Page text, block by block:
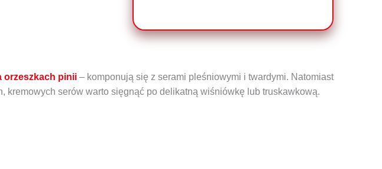
orzeszkach pinii– komponują się z serami pleśniowymi i twardymi. Natomiast
kremowych serów warto sięgnąć po delikatną wiśniówkę lub truskawkową.